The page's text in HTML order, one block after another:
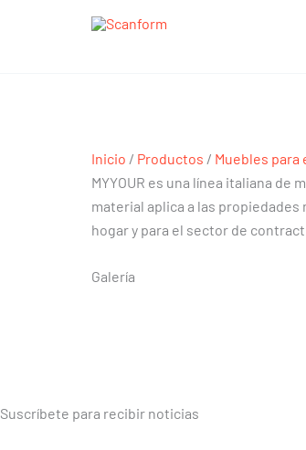
Inicio / Productos / Muebles
MYYOUR es una línea italiana
material aplica a las
hogar y para el sector de
Galería
Suscríbete para recibir noticias